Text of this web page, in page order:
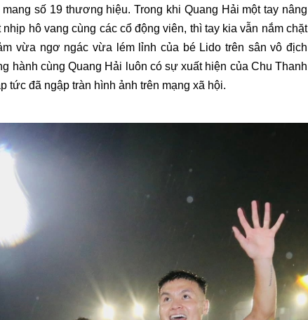
số 19 thương hiệu. Trong khi Quang Hải một tay nâng
hô vang cùng các cổ động viên, thì tay kia vẫn nắm chặt
vừa ngơ ngác vừa lém lỉnh của bé Lido trên sân vô địch
hành cùng Quang Hải luôn có sự xuất hiện của Chu Thanh
tức đã ngập tràn hình ảnh trên mạng xã hội.